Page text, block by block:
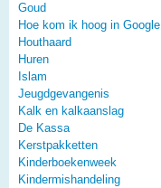
Goud
Hoe kom ik hoog in Google
Houthaard
Huren
Islam
Jeugdgevangenis
Kalk en kalkaanslag
De Kassa
Kerstpakketten
Kinderboekenweek
Kindermishandeling